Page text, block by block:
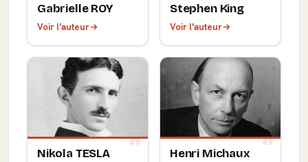
Gabrielle ROY
Voir l'auteur
Stephen King
Voir l'auteur
Nikola TESLA Henri Michaux